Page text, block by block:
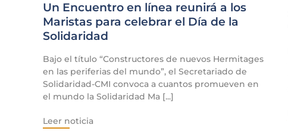
Un Encuentro en línea reunirá a los
Maristas para celebrar el Día de la
Solidaridad
Bajo el título “Constructores de nuevos Hermitages
en las periferias del mundo”, el Secretariado de
Solidaridad-CMI convoca a cuantos promueven en
el mundo la Solidaridad Ma [...]
Leer noticia